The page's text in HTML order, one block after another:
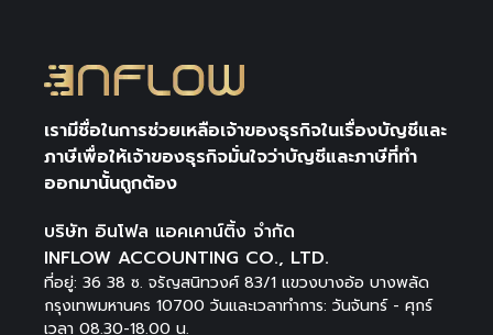
เรามีชื่อในการช่วยเหลือเจ้าของธุรกิจในเรื่องบัญชีและ
ภาษีเพื่อให้เจ้าของธุรกิจมั่นใจว่าบัญชีและภาษีที่ทำ
ออกมานั้นถูกต้อง
บริษัท อินโฟล แอคเคาน์ติ้ง จำกัด
INFLOW ACCOUNTING CO., LTD.
ที่อยู่: 36 38 ซ. จรัญสนิทวงศ์ 83/1 แขวงบางอ้อ บางพลัด
กรุงเทพมหานคร 10700 วันและเวลาทำการ: วันจันทร์ - ศุกร์
เวลา 08.30-18.00 น.